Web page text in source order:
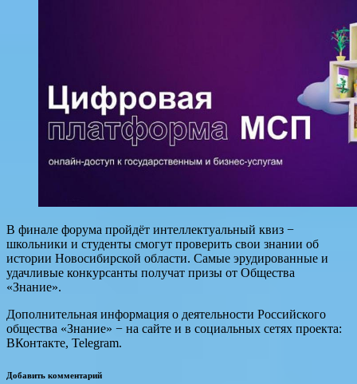
В финале форума пройдёт интеллектуальный квиз −
школьники и студенты смогут проверить свои знании об
истории Новосибирской области. Самые эрудированные и
удачливые конкурсанты получат призы от Общества
«Знание».
Дополнительная информация о деятельности Российского
общества «Знание» − на сайте и в социальных сетях проекта:
ВКонтакте, Telegram.
Добавить комментарий